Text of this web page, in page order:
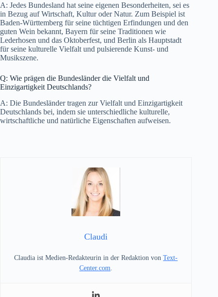
A: Jedes Bundesland hat seine eigenen Besonderheiten, sei es
in Bezug auf Wirtschaft, Kultur oder Natur. Zum Beispiel ist
Baden-Württemberg für seine tüchtigen Erfindungen und den
guten Wein bekannt, Bayern für seine Traditionen wie
Lederhosen und das Oktoberfest, und Berlin als Hauptstadt
für seine kulturelle Vielfalt und pulsierende Kunst- und
Musikszene.
Q: Wie prägen die Bundesländer die Vielfalt und
Einzigartigkeit Deutschlands?
A: Die Bundesländer tragen zur Vielfalt und Einzigartigkeit
Deutschlands bei, indem sie unterschiedliche kulturelle,
wirtschaftliche und natürliche Eigenschaften aufweisen.
Claudi
Claudia ist Medien-Redakteurin in der Redaktion vonText-
Center.com